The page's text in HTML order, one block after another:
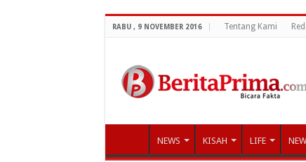
RABU , 9 NOVEMBER 2016 Tentang Kami
NEWS KISAH LIFE